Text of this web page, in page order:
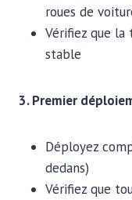
roues de
Vérifiez que
stable
3. Premier
Déployez
dedans)
Vérifiez que